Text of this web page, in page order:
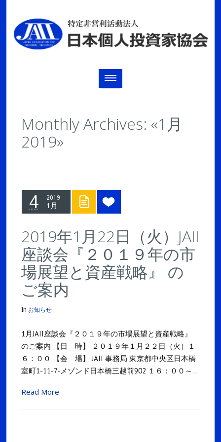
Monthly Archives: «1月
2019»
4 2019
1月
2019年1月22日（火）JAII
座談会『２０１９年の市
場展望と資産戦略』 の
ご案内
In お知らせ
1月JAII座談会『２０１９年の市場展望と資産戦略』
のご案内 【日 時】 ２０１９年１月２２日（火）１
６：００ 【会 場】 JAII 事務局 東京都中央区日本橋
室町1-11-7-メゾンド日本橋三越前902 １６：００～…
Read More